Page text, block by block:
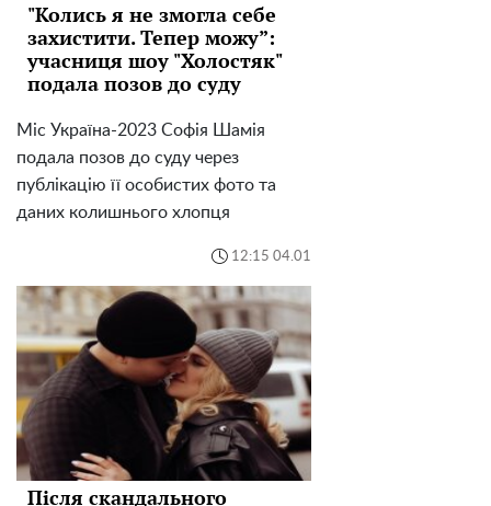
"Колись я не змогла себе
захистити. Тепер можу”:
учасниця шоу "Холостяк"
подала позов до суду
Міс Україна-2023 Софія Шамія
подала позов до суду через
публікацію її особистих фото та
даних колишнього хлопця
12:15 04.01
Після скандального